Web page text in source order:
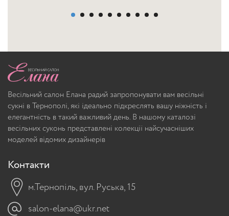
Весільний салон Елана радий запропонувати вам весільні
сукні в Тернополі, які ідеально підкреслять вашу ніжність і
елегантність в такий важливий день. В нашому каталозі
весільних суконь представлені колекції найсучасніших
моделей відомих дизайнерів
Контакти
м.Тернопіль, вул. Руська, 15
salon-elana@ukr.net